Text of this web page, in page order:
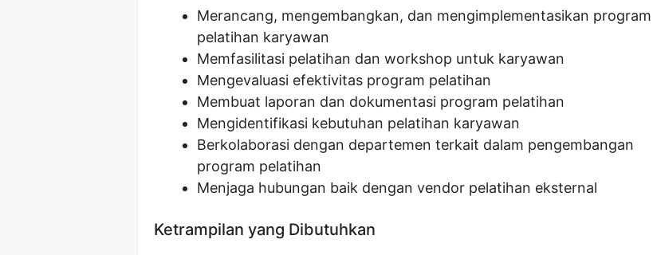
Merancang, mengembangkan, dan mengimplementasikan program
pelatihan karyawan
Memfasilitasi pelatihan dan workshop untuk karyawan
Mengevaluasi efektivitas program pelatihan
Membuat laporan dan dokumentasi program pelatihan
Mengidentifikasi kebutuhan pelatihan karyawan
Berkolaborasi dengan departemen terkait dalam pengembangan
program pelatihan
Menjaga hubungan baik dengan vendor pelatihan eksternal
Ketrampilan yang Dibutuhkan